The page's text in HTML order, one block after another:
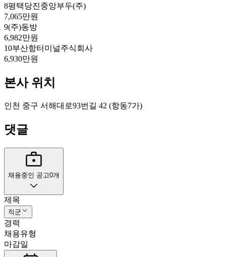
8평택당진중앙부두(주)
7,065만원
9(주)동방
6,982만원
10부산항터미널주식회사
6,930만원
본사 위치
인천 중구 서해대로93번길 42 (항동7가)
댓글
채용중인 공고0개
제목
직군
경력
채용유형
마감일